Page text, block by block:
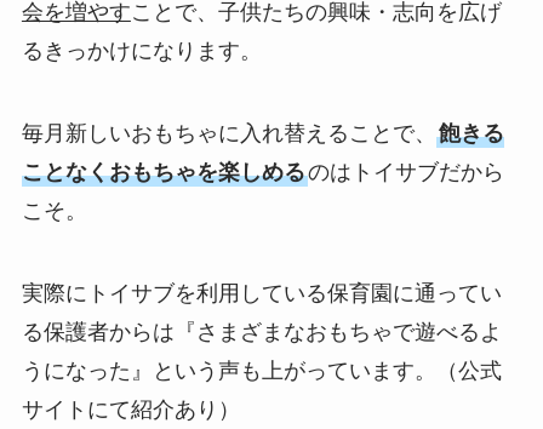
会を増やすことで、子供たちの興味・志向を広げ
るきっかけになります。
毎月新しいおもちゃに入れ替えることで、 飽きる
ことなくおもちゃを楽しめるのはトイサブだから
こそ。
実際にトイサブを利用している保育園に通ってい
る保護者からは『さまざまなおもちゃで遊べるよ
うになった』という声も上がっています。（公式
サイトにて紹介あり）